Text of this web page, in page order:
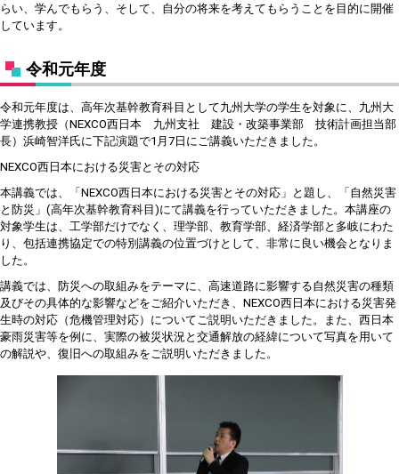
らい、学んでもらう、そして、自分の将来を考えてもらうことを目的に開催
しています。
令和元年度
令和元年度は、高年次基幹教育科目として九州大学の学生を対象に、九州大
学連携教授（NEXCO西日本 九州支社 建設・改築事業部 技術計画担当部
長）浜崎智洋氏に下記演題で1月7日にご講義いただきました。
NEXCO西日本における災害とその対応
本講義では、「NEXCO西日本における災害とその対応」と題し、「自然災害
と防災」(高年次基幹教育科目)にて講義を行っていただきました。本講座の
対象学生は、工学部だけでなく、理学部、教育学部、経済学部と多岐にわた
り、包括連携協定での特別講義の位置づけとして、非常に良い機会となりま
した。
講義では、防災への取組みをテーマに、高速道路に影響する自然災害の種類
及びその具体的な影響などをご紹介いただき、NEXCO西日本における災害発
生時の対応（危機管理対応）についてご説明いただきました。また、西日本
豪雨災害等を例に、実際の被災状況と交通解放の経緯について写真を用いて
の解説や、復旧への取組みをご説明いただきました。